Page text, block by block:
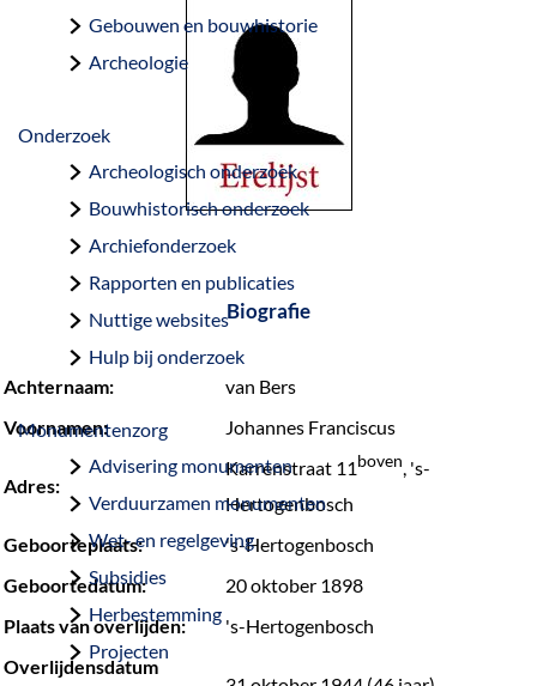
Gebouwen en bouwhistorie
Archeologie
Onderzoek
Archeologisch onderzoek
Bouwhistorisch onderzoek
Archiefonderzoek
Rapporten en publicaties
Nuttige websites
Hulp bij onderzoek
Monumentenzorg
Advisering monumenten
Verduurzamen monumenten
Wet- en regelgeving
Subsidies
Herbestemming
Projecten
Biografie
Achternaam:
van Bers
Voornamen:
Johannes Franciscus
Adres:
Karrenstraat 11boven, 's-
Hertogenbosch
Geboorteplaats:
's-Hertogenbosch
Geboortedatum:
20 oktober 1898
Plaats van overlijden:
's-Hertogenbosch
Overlijdensdatum